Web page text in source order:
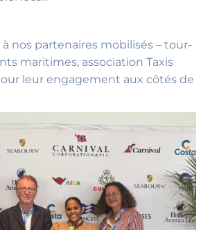
nos partenaires mobilisés – tour-
maritimes, association Taxis
leur engagement aux côtés de